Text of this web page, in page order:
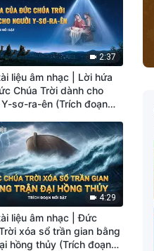
2:37
liệu âm nhạc | Lời hứa
Chúa Trời dành cho
sơ-ra-ên (Trích đoạn
4:29
liệu âm nhạc | Đức
xóa sổ trần gian bằng
hồng thủy (Trích đoạn